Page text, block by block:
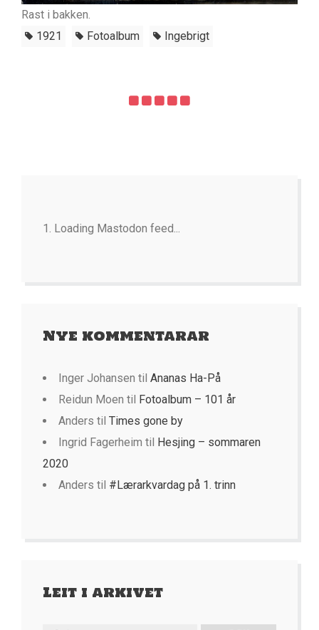
Rast i bakken.
1921
Fotoalbum Ingebrigt
Loading Mastodon feed...
Nye kommentarar
Inger Johansen til Ananas Ha-På
Reidun Moen til
Fotoalbum – 101 år
Anders til Times gone by
Ingrid Fagerheim til
Hesjing – sommaren
2020
Anders til #Lærarkvardag på 1. trinn
Leit i arkivet